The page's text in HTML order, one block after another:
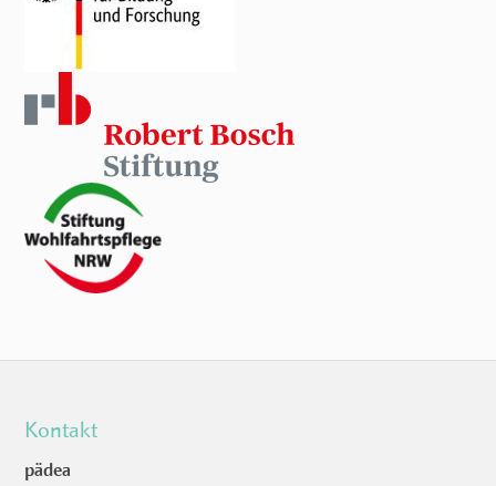
Kontakt
pädea